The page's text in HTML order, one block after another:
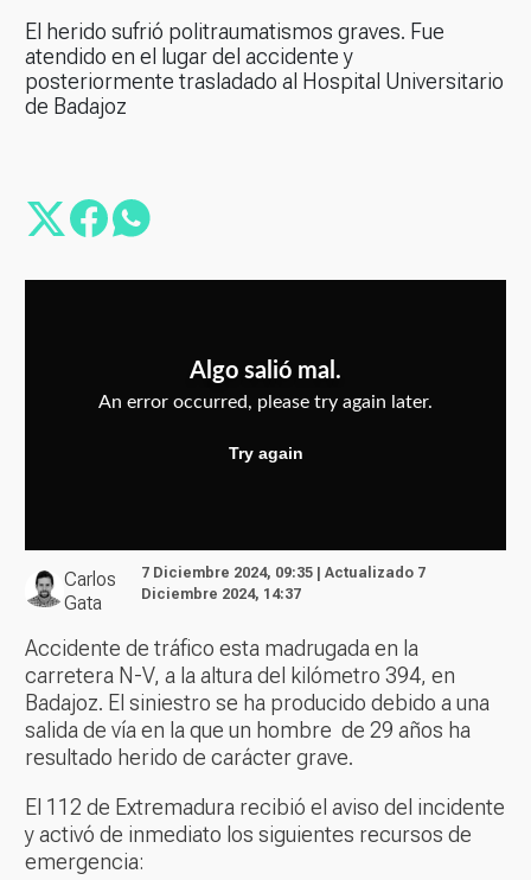
El herido sufrió politraumatismos graves. Fue
atendido en el lugar del accidente y
posteriormente trasladado al Hospital Universitario
de Badajoz
Carlos
Gata
7 Diciembre 2024, 09:35 | Actualizado 7
Diciembre 2024, 14:37
Accidente de tráfico esta madrugada en la
carretera N-V, a la altura del kilómetro 394, en
Badajoz. El siniestro se ha producido debido a una
salida de vía en la que un hombre de 29 años ha
resultado herido de carácter grave.
El 112 de Extremadura recibió el aviso del incidente
y activó de inmediato los siguientes recursos de
emergencia: